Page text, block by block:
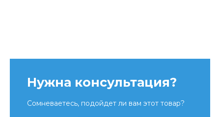
Нужна консультация?
Сомневаетесь, подойдет ли вам этот товар?